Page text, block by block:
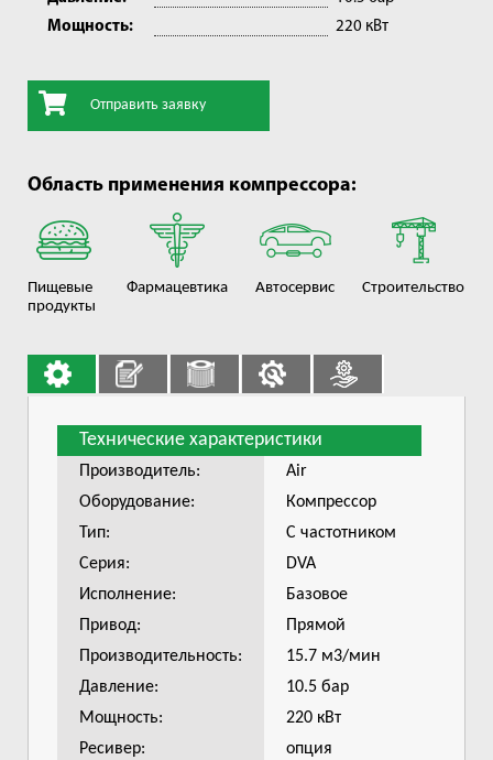
Мощность:
220 кВт
Отправить заявку
Область применения компрессора:
Пищевые
продукты
Фармацевтика Автосервис Строительство
Технические характеристики
Производитель:
Air
Оборудование:
Компрессор
Тип:
С частотником
Серия:
DVA
Исполнение:
Базовое
Привод:
Прямой
Производительность:
15.7 м3/мин
Давление:
10.5 бар
Мощность:
220 кВт
Ресивер:
опция